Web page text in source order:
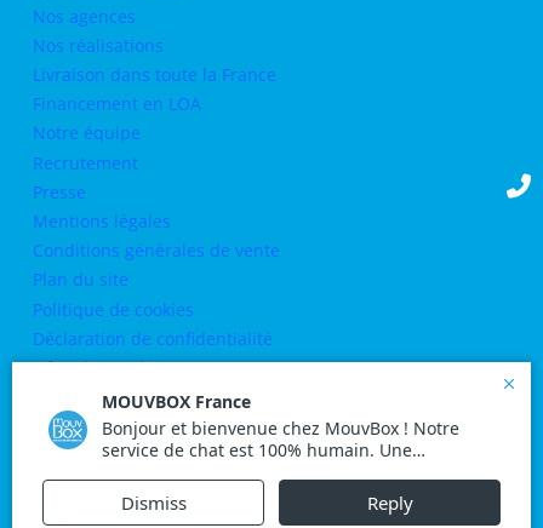
Nos agences
Nos réalisations
Livraison dans toute la France
Financement en LOA
Notre équipe
Recrutement
Presse
Mentions légales
Conditions générales de vente
Plan du site
Politique de cookies
Déclaration de confidentialité
Gérer les cookies
SUIVEZ-NOUS